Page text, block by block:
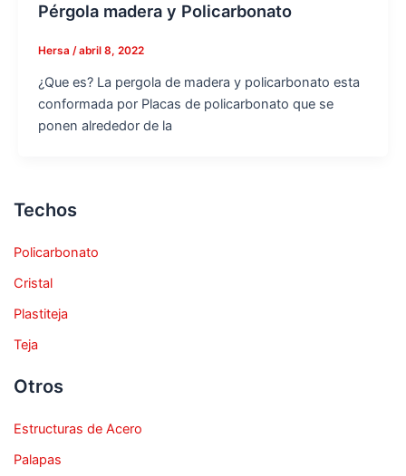
Pérgola madera y Policarbonato
Hersa /abril 8, 2022
¿Que es? La pergola de madera y policarbonato esta
conformada por Placas de policarbonato que se
ponen alrededor de la
Techos
Policarbonato
Cristal
Plastiteja
Teja
Otros
Estructuras de Acero
Palapas